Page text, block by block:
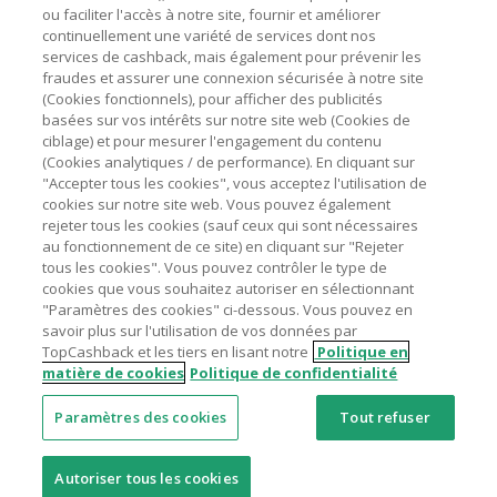
livraison/d’emballage/de service.
L'utilisation de plugins tels que Honey, AdBlock, uBlock, Pi-
hole et VPN peut bloquer le suivi de votre commande.
Pour chaque nouvelle transaction, il faut revenir sur
TopCashback et cliquer sur le bouton rose de cashback
pour accéder au site marchand et faire votre achat.
Assurez-vous que le lien TopCashback est le dernier lien
utilisé pour visiter le site marchand avant de finaliser votre
achat.
Tout compte impliqué dans des commandes ou activités
frauduleuses pour manipuler le système de cashback sera
clôturé et leur cashback confisqué.
Astuces pour économiser
A propos de
Contactez-nous
Mentions légales
Nos sites UK US CN JP DE AU
© 2005 - 2026 TopCashback Group Limited
ou faciliter l'accès à notre site, fournir et améliorer
continuellement une variété de services dont nos
services de cashback, mais également pour prévenir les
fraudes et assurer une connexion sécurisée à notre site
(Cookies fonctionnels), pour afficher des publicités
basées sur vos intérêts sur notre site web (Cookies de
ciblage) et pour mesurer l'engagement du contenu
(Cookies analytiques / de performance). En cliquant sur
"Accepter tous les cookies", vous acceptez l'utilisation de
cookies sur notre site web. Vous pouvez également
rejeter tous les cookies (sauf ceux qui sont nécessaires
au fonctionnement de ce site) en cliquant sur "Rejeter
tous les cookies". Vous pouvez contrôler le type de
cookies que vous souhaitez autoriser en sélectionnant
"Paramètres des cookies" ci-dessous. Vous pouvez en
savoir plus sur l'utilisation de vos données par
TopCashback et les tiers en lisant notre Politique en
matière de cookies Politique de confidentialité
Paramètres des cookies Tout refuser
Autoriser tous les cookies